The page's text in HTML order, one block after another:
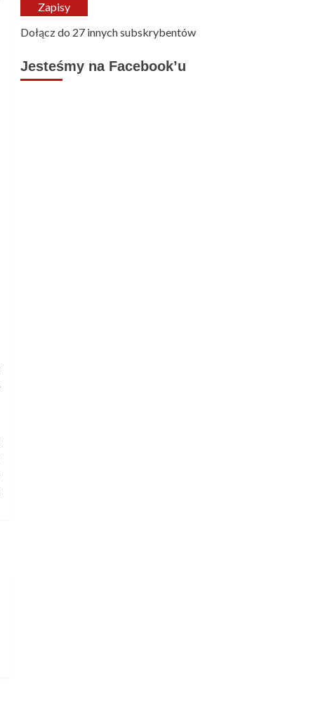
Zapisy
Dołącz do 27 innych subskrybentów
Jesteśmy na Facebook’u